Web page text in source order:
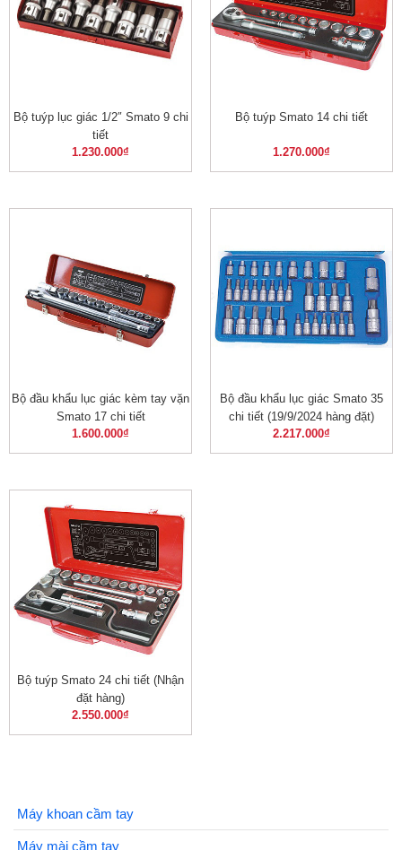
Bộ tuýp lục giác 1/2″ Smato 9 chi
tiết
1.230.000₫
Bộ tuýp Smato 14 chi tiết
1.270.000₫
Bộ đầu khẩu lục giác kèm tay vặn
Smato 17 chi tiết
1.600.000₫
Bộ đầu khẩu lục giác Smato 35
chi tiết (19/9/2024 hàng đặt)
2.217.000₫
Bộ tuýp Smato 24 chi tiết (Nhận
đặt hàng)
2.550.000₫
Máy khoan cầm tay
Máy mài cầm tay